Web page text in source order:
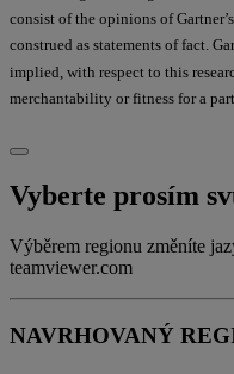
consist of the opinions of
construed as statements of fact.
implied, with respect to this
merchantability or fitness for a
Vyberte prosím
Výběrem regionu změníte
teamviewer.com
NAVRHOVANÝ